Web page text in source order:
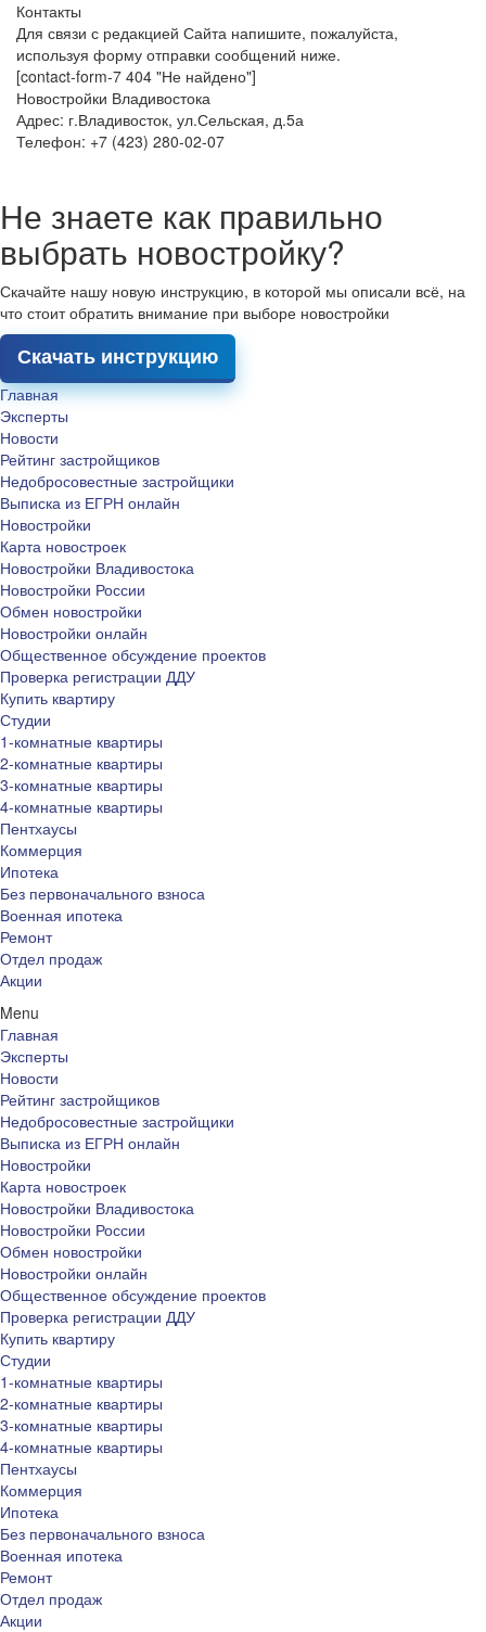
Контакты
Для связи с редакцией Сайта напишите, пожалуйста,
используя форму отправки сообщений ниже.
[contact-form-7 404 "Не найдено"]
Новостройки Владивостока
Адрес: г.Владивосток, ул.Сельская, д.5а
Телефон: +7 (423) 280-02-07
Не знаете как правильно
выбрать новостройку?
Скачайте нашу новую инструкцию, в которой мы описали всё, на
что стоит обратить внимание при выборе новостройки
Скачать инструкцию
Главная
Эксперты
Новости
Рейтинг застройщиков
Недобросовестные застройщики
Выписка из ЕГРН онлайн
Новостройки
Карта новостроек
Новостройки Владивостока
Новостройки России
Обмен новостройки
Новостройки онлайн
Общественное обсуждение проектов
Проверка регистрации ДДУ
Купить квартиру
Студии
1-комнатные квартиры
2-комнатные квартиры
3-комнатные квартиры
4-комнатные квартиры
Пентхаусы
Коммерция
Ипотека
Без первоначального взноса
Военная ипотека
Ремонт
Отдел продаж
Акции
Menu
Главная
Эксперты
Новости
Рейтинг застройщиков
Недобросовестные застройщики
Выписка из ЕГРН онлайн
Новостройки
Карта новостроек
Новостройки Владивостока
Новостройки России
Обмен новостройки
Новостройки онлайн
Общественное обсуждение проектов
Проверка регистрации ДДУ
Купить квартиру
Студии
1-комнатные квартиры
2-комнатные квартиры
3-комнатные квартиры
4-комнатные квартиры
Пентхаусы
Коммерция
Ипотека
Без первоначального взноса
Военная ипотека
Ремонт
Отдел продаж
Акции